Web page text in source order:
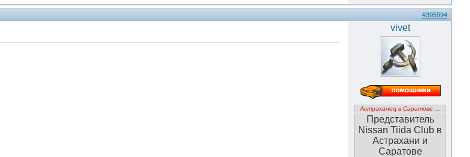
#395994
vivet
Астраханец в Саратове ...
Представитель
Nissan Tiida Club в
Астрахани и
Саратове